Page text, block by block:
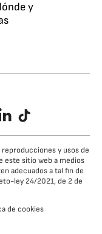
y
TikTok
reproducciones y usos de
este sitio web a medios
adecuados a tal fin de
ley 24/2021, de 2 de
de cookies